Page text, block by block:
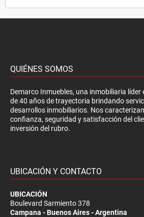
QUIÉNES SOMOS
Demarco Inmuebles, una inmobiliaria líder
de 40 años de trayectoria brindando
desarrollos inmobiliarios. Nos
confianza, seguridad y satisfacción del
inversión del rubro.
UBICACIÓN Y CONTACTO
UBICACIÓN
Boulevard Sarmiento 378
Campana - Buenos Aires - Argentina